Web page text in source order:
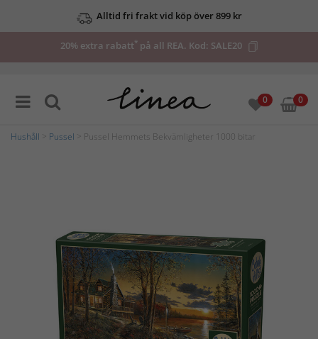
Alltid fri frakt vid köp över 899 kr
20% extra rabatt*på all REA. Kod: SALE20
0 0
Hushåll Pussel > Pussel Hemmets Bekvämligheter 1000 bitar